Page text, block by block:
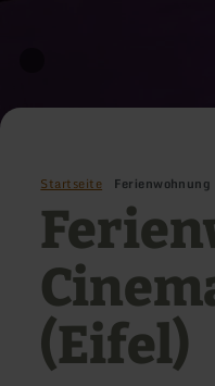
Startseite
(Eifel)